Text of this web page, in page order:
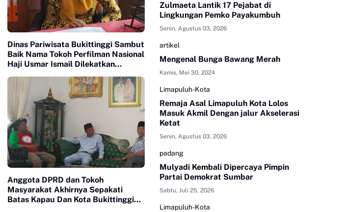
Dinas Pariwisata Bukittinggi Sambut
Baik Nama Tokoh Perfilman Nasional
Haji Usmar Ismail Dilekatkan
Anggota DPRD dan Tokoh
Masyarakat Akhirnya Sepakati
Batas Kapau Dan Kota Bukittinggi
Zulmaeta Lantik 17 Pejabat di
Lingkungan Pemko Payakumbuh
Senin, Agustus 03, 2026
artikel
Mengenal Bunga Bawang Merah
Kamis, Mei 30, 2024
Limapuluh-Kota
Remaja Asal Limapuluh Kota Lolos
Masuk Akmil Dengan jalur Akselerasi
Ketat
Senin, Agustus 03, 2026
padang
Mulyadi Kembali Dipercaya Pimpin
Partai Demokrat Sumbar
Sabtu, Juli 25, 2026
Limapuluh-Kota